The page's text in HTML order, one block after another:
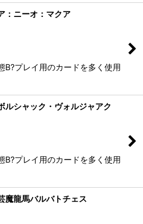
：ニーオ：マクア
B?プレイ用のカードを多く使用
ルシャック・ヴォルジャアク
B?プレイ用のカードを多く使用
魔龍馬バルバトチェス